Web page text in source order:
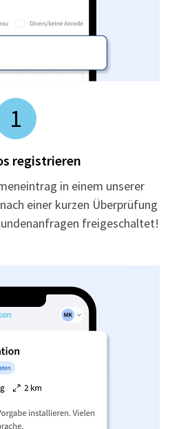
1
registrieren
in einem unserer
einer kurzen Überprüfung
freigeschaltet!